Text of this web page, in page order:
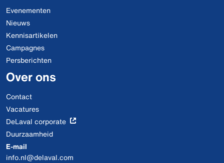
Evenementen
Nieuws
Kennisartikelen
Campagnes
Persberichten
Over ons
Contact
Vacatures
DeLaval corporate
Duurzaamheid
E-mail
info.nl@delaval.com